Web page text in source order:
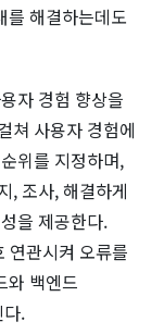
를 해결하는데도
자 경험 향상을
쳐 사용자 경험에
위를 지정하며,
, 조사, 해결하게
을 제공한다.
연관시켜 오류를
와 백엔드
.